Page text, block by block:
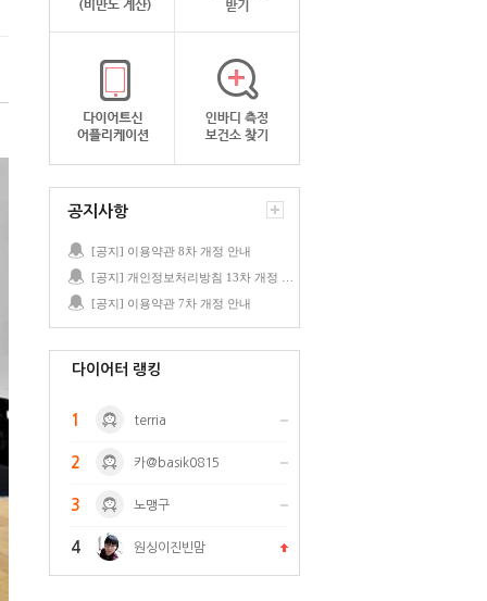
공지사항
[공지] 이용약관 8차 개정 안내
[공지] 이용약관 7차 개정 안내
다이어터 랭킹
1 terria
2 카@basik0815
3 노맹구
4 원싱이진빈맘